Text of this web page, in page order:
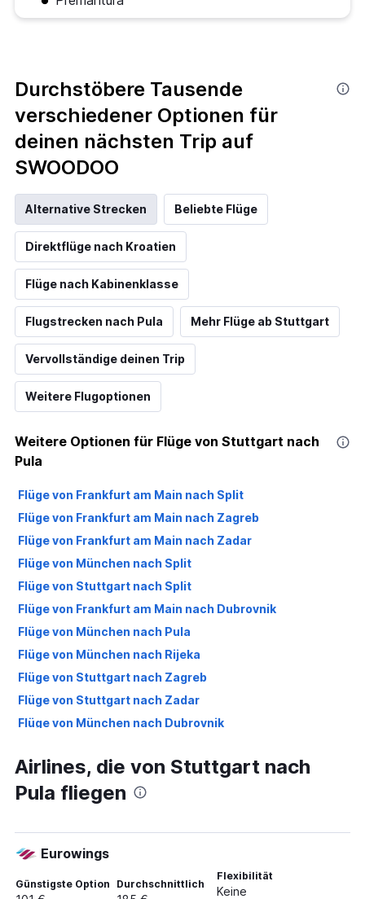
Durchstöbere Tausende
verschiedener Optionen für
deinen nächsten Trip auf
SWOODOO
Alternative Strecken Beliebte Flüge
Direktflüge nach Kroatien
Flüge nach Kabinenklasse
Flugstrecken nach Pula Mehr Flüge ab Stuttgart
Vervollständige deinen Trip
Weitere Flugoptionen
Weitere Optionen für Flüge von Stuttgart nach
Pula
Flüge von Frankfurt am Main nach Split
Flüge von Frankfurt am Main nach Zagreb
Flüge von Frankfurt am Main nach Zadar
Flüge von München nach Split
Flüge von Stuttgart nach Split
Flüge von Frankfurt am Main nach Dubrovnik
Flüge von München nach Pula
Flüge von München nach Rijeka
Flüge von Stuttgart nach Zagreb
Flüge von Stuttgart nach Zadar
Flüge von München nach Dubrovnik
Flüge von Frankfurt am Main nach Rijeka
Flüge von Stuttgart nach Rijeka
Flüge von München nach Zagreb
Flüge von Karlsruhe nach Zadar
Flüge von Karlsruhe nach Zagreb
Airlines, die von Stuttgart nach
Pula fliegen
Eurowings
Günstigste Option Durchschnittlich
Flexibilität
Keine